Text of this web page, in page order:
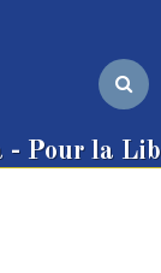
- Pour la